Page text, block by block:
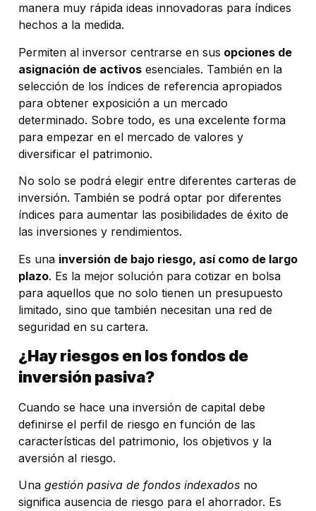
manera muy rápida ideas innovadoras para índices
hechos a la medida.
Permiten al inversor centrarse en sus opciones de
asignación de activos esenciales. También en la
selección de los índices de referencia apropiados
para obtener exposición a un mercado
determinado. Sobre todo, es una excelente forma
para empezar en el mercado de valores y
diversificar el patrimonio.
No solo se podrá elegir entre diferentes carteras de
inversión. También se podrá optar por diferentes
índices para aumentar las posibilidades de éxito de
las inversiones y rendimientos.
Es una inversión de bajo riesgo, así como de largo
plazo. Es la mejor solución para cotizar en bolsa
para aquellos que no solo tienen un presupuesto
limitado, sino que también necesitan una red de
seguridad en su cartera.
¿Hay riesgos en los fondos de
inversión pasiva?
Cuando se hace una inversión de capital debe
definirse el perfil de riesgo en función de las
características del patrimonio, los objetivos y la
aversión al riesgo.
Una gestión pasiva de fondos indexados no
significa ausencia de riesgo para el ahorrador. Es